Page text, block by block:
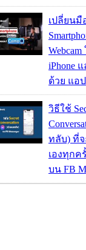
เปลี่ยนมื
iPhone
ด้วย แอป
วิธีใช้
ทลับ) ที่
เองทุกค
บน FB